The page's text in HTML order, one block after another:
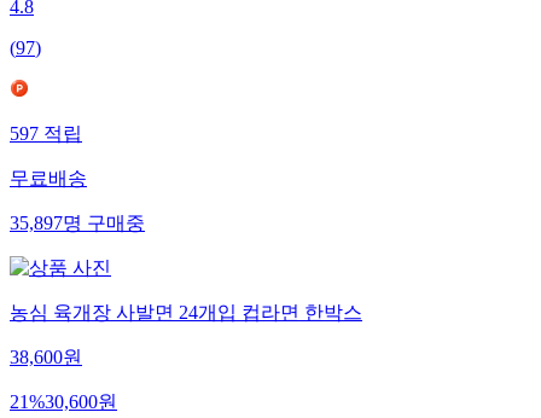
4.8
(97)
597적립
무료배송
35,897명구매중
농심 육개장 사발면 24개입 컵라면 한박스
38,600원
21%30,600원